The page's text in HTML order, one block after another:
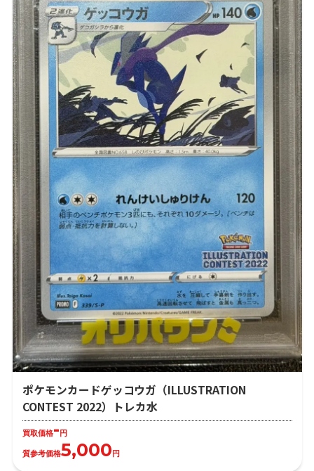
ポケモンカードゲッコウガ（ILLUSTRATION
CONTEST 2022）トレカ水
買取価格- 円
質参考価格5,000 円